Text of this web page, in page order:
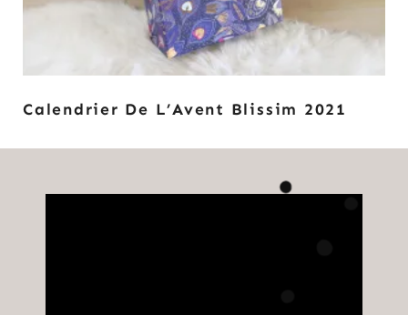
Calendrier De L’Avent Blissim 2021